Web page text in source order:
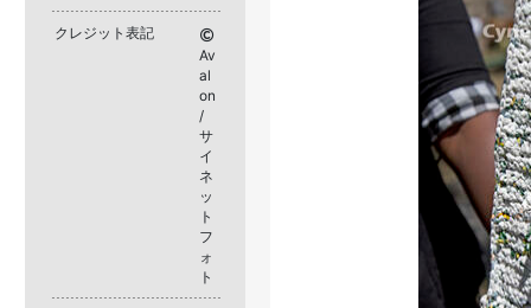
クレジット表記
Av
al
on
/
サ
イ
ネ
ッ
ト
フ
ォ
ト